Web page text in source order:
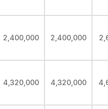
2,400,000 2,400,000
4,320,000 4,320,000